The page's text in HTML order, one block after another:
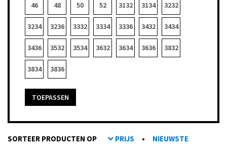
46 48 50 52 3132 3134 3232
3234 3236 3332 3334 3336 3432 3434
3436 3532 3534 3632 3634 3636 3832
3834 3836
TOEPASSEN
SORTEER PRODUCTEN OP PRIJS • NIEUWSTE